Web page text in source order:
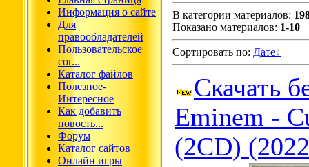
Информация о сайте
Для
правообладателей
Пользовательское
сог...
Каталог файлов
Полезное-
Интересное
Как добавить
новость...
Форум
Каталог сайтов
Онлайн игры
В категории материалов:
Показано материалов: 1-10
Сортировать по: Дате
Скачать
Eminem -
(2CD)